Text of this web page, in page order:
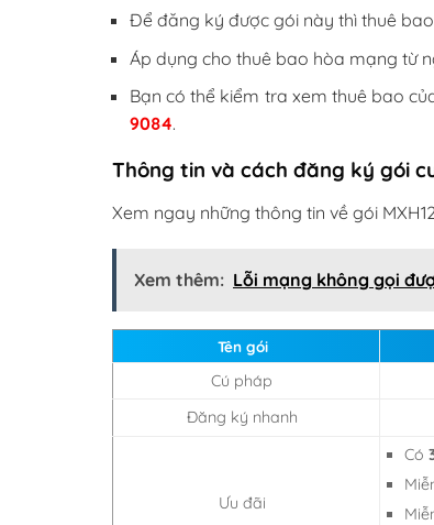
Để đăng ký được gói này thì thuê
Áp dụng cho thuê bao hòa mạng từ
Bạn có thể kiểm tra xem thuê bao
9084.
Thông tin và cách đăng ký gói
Xem ngay những thông tin về gói
Xem thêm: Lỗi mạng không gọi
Tên gói
Cú pháp
Đăng ký nhanh
Ưu đãi
Có